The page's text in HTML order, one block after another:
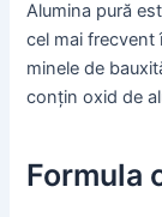
Alumina pură
cel mai frecvent
minele de
conțin oxid de
Formula